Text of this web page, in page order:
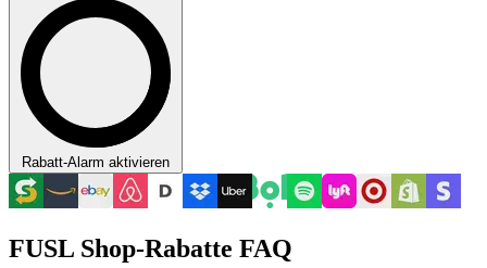
Rabatt-Alarm aktivieren
FUSL Shop-Rabatte FAQ